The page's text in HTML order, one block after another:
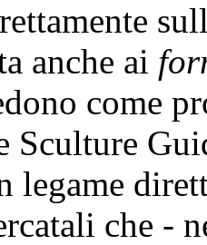
anche ai
come
Sculture
legame
che -